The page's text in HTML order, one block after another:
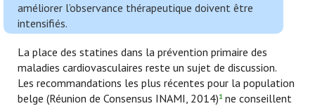
améliorer l’observance thérapeutique doivent être
intensifiés.
La place des statines dans la prévention primaire des
maladies cardiovasculaires reste un sujet de discussion.
Les recommandations les plus récentes pour la population
belge (Réunion de Consensus INAMI, 2014)1 ne conseillent